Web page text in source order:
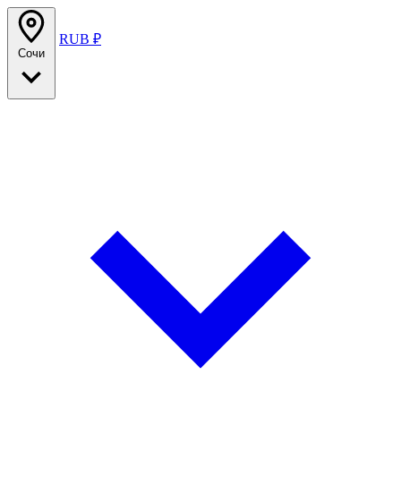
Сочи
RUB ₽